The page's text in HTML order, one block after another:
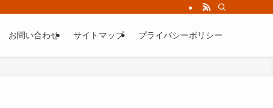
お問い合わせ サイトマップ プライバシーポリシー